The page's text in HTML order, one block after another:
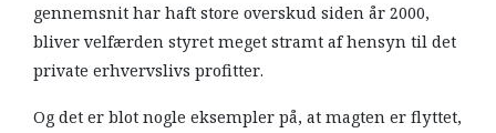
gennemsnit har haft store overskud siden år 2000,
bliver velfærden styret meget stramt af hensyn til det
private erhvervslivs profitter.
Og det er blot nogle eksempler på, at magten er flyttet,